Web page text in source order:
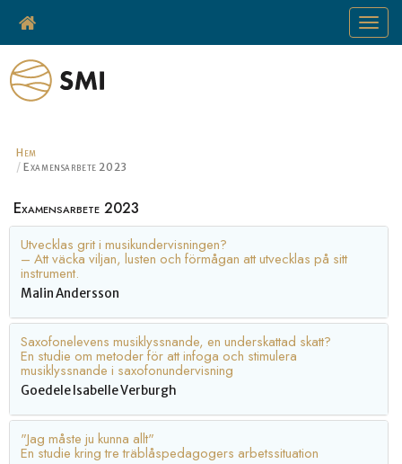
Toggle
Hem
Examensarbete 2023
Examensarbete 2023
Utvecklas grit i musikundervisningen?
– Att väcka viljan, lusten och förmågan att utvecklas på sitt
instrument.
Malin Andersson
Saxofonelevens musiklyssnande, en underskattad skatt?
En studie om metoder för att infoga och stimulera
musiklyssnande i saxofonundervisning
Goedele Isabelle Verburgh
"Jag måste ju kunna allt"
En studie kring tre träblåspedagogers arbetssituation